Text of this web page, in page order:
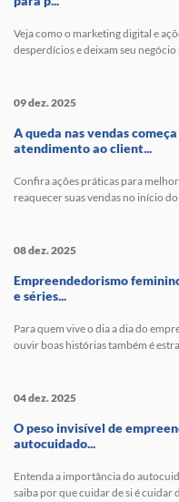
Veja como o marketing digital e
desperdícios e deixam seu
09 dez. 2025
A queda nas vendas
atendimento ao client...
Confira ações práticas para
reaquecer suas vendas no início
08 dez. 2025
Empreendedorismo
e séries...
Para quem vive o dia a dia do
ouvir boas histórias também é
04 dez. 2025
O peso invisível de
autocuidado...
Entenda a importância do
saiba por que cuidar de si é cuidar